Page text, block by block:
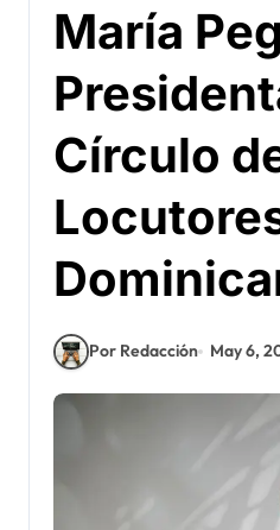
María
Círculo
Por Redacción May 6,